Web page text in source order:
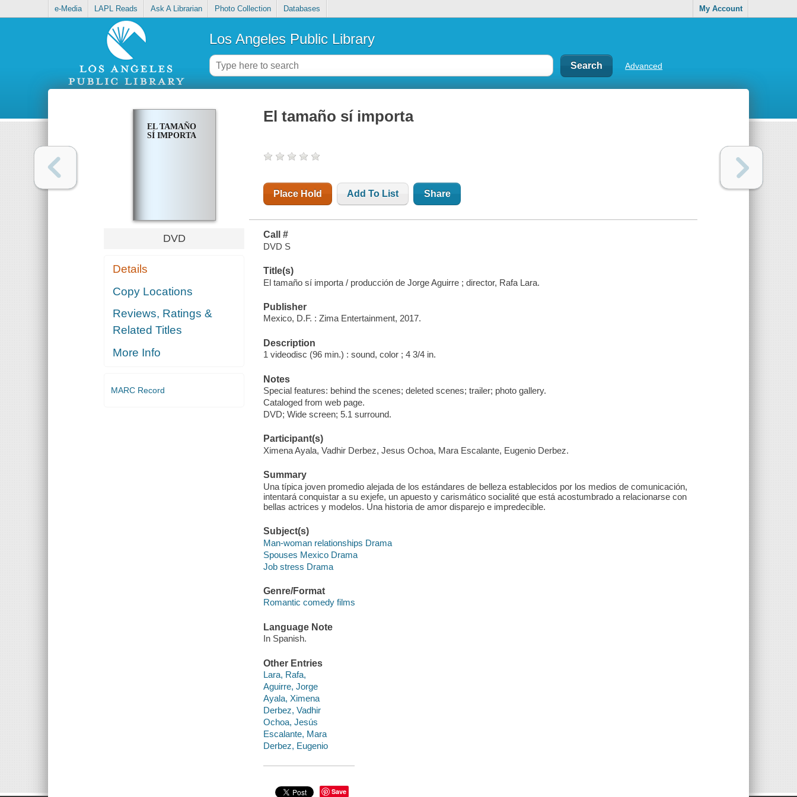
e-Media LAPL Reads Ask A Librarian Photo Collection Databases My Account
Los Angeles Public Library
Advanced
EL TAMAÑO
SÍ IMPORTA
DVD
Details
Copy Locations
Reviews, Ratings &
Related Titles
More Info
MARC Record
El tamaño sí importa
Place Hold Add To List Share
Call #
DVD S
Title(s)
El tamaño sí importa / producción de Jorge Aguirre ; director, Rafa Lara.
Publisher
Mexico, D.F. : Zima Entertainment, 2017.
Description
1 videodisc (96 min.) : sound, color ; 4 3/4 in.
Notes
Special features: behind the scenes; deleted scenes; trailer; photo gallery.
Cataloged from web page.
DVD; Wide screen; 5.1 surround.
Participant(s)
Ximena Ayala, Vadhir Derbez, Jesus Ochoa, Mara Escalante, Eugenio Derbez.
Summary
Una típica joven promedio alejada de los estándares de belleza establecidos por los medios de comunicación,
intentará conquistar a su exjefe, un apuesto y carismático socialité que está acostumbrado a relacionarse con
bellas actrices y modelos. Una historia de amor disparejo e impredecible.
Subject(s)
Man-woman relationships Drama
Spouses Mexico Drama
Job stress Drama
Genre/Format
Romantic comedy films
Language Note
In Spanish.
Other Entries
Lara, Rafa,
Aguirre, Jorge
Ayala, Ximena
Derbez, Vadhir
Ochoa, Jesús
Escalante, Mara
Derbez, Eugenio
Save